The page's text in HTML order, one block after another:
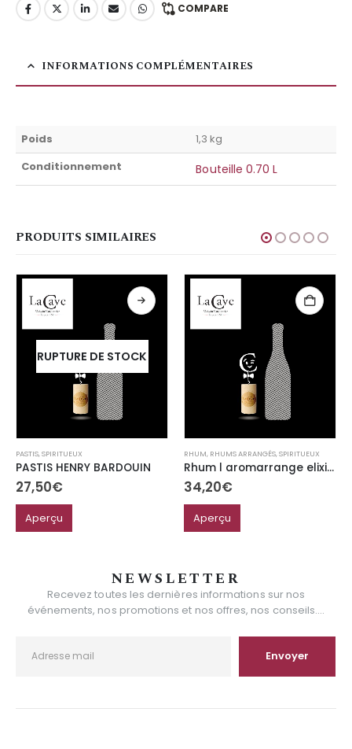
COMPARE
INFORMATIONS COMPLÉMENTAIRES
Poids
1,3 kg
Conditionnement
Bouteille 0.70 L
PRODUITS SIMILAIRES
RUPTURE DE STOCK
PASTIS,SPIRITUEUX
PASTIS HENRY BARDOUIN
27,50€
Aperçu
RHUM, RHUMS ARRANGÉS,SPIRITUEUX
Rhum l aromarrange elixir d amour
34,20€
Aperçu
NEWSLETTER
Recevez toutes les dernières informations sur nos
événements, nos promotions et nos offres, nos conseils....